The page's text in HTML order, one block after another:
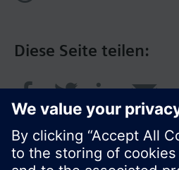
Diese Seite teilen: